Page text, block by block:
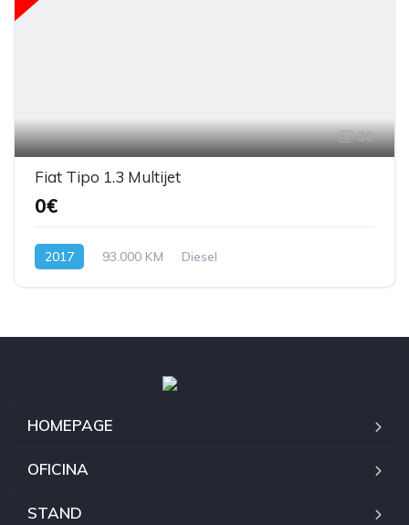
30
Fiat Tipo 1.3 Multijet
0€
2017 93.000 KM Diesel
HOMEPAGE
OFICINA
STAND